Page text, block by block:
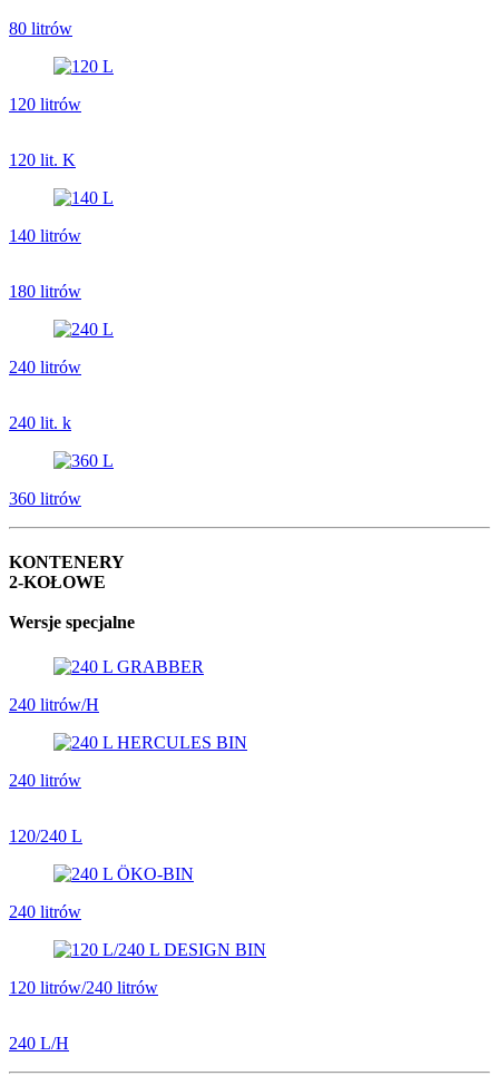
80 litrów
120 litrów
120 lit. K
140 litrów
180 litrów
240 litrów
240 lit. k
360 litrów
KONTENERY
2-KOŁOWE
Wersje specjalne
240 litrów/H
240 litrów
120/240 L
240 litrów
120 litrów/240 litrów
240 L/H